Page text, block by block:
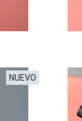
NUEVO